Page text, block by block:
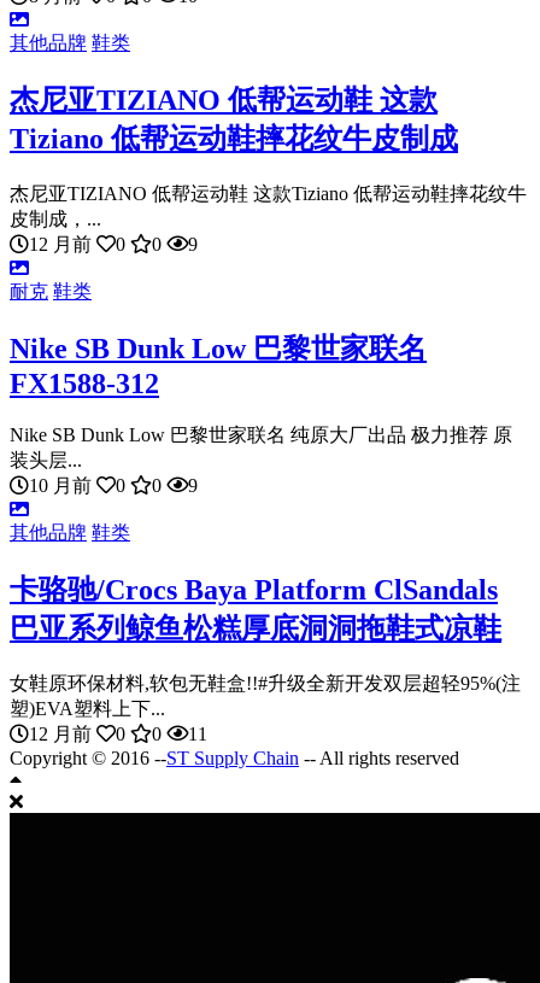
其他品牌 鞋类
杰尼亚TIZIANO 低帮运动鞋 这款
Tiziano 低帮运动鞋摔花纹牛皮制成
杰尼亚TIZIANO 低帮运动鞋 这款Tiziano 低帮运动鞋摔花纹牛
皮制成，...
12 月前
0 0 9
耐克 鞋类
Nike SB Dunk Low 巴黎世家联名
FX1588-312
Nike SB Dunk Low 巴黎世家联名 纯原大厂出品 极力推荐 原
装头层...
10 月前
0 0 9
其他品牌 鞋类
卡骆驰/Crocs Baya Platform ClSandals
巴亚系列鲸鱼松糕厚底洞洞拖鞋式凉鞋
女鞋原环保材料,软包无鞋盒!!#升级全新开发双层超轻95%(注
塑)EVA塑料上下...
12 月前
0 0
11
Copyright © 2016 --ST Supply Chain -- All rights reserved